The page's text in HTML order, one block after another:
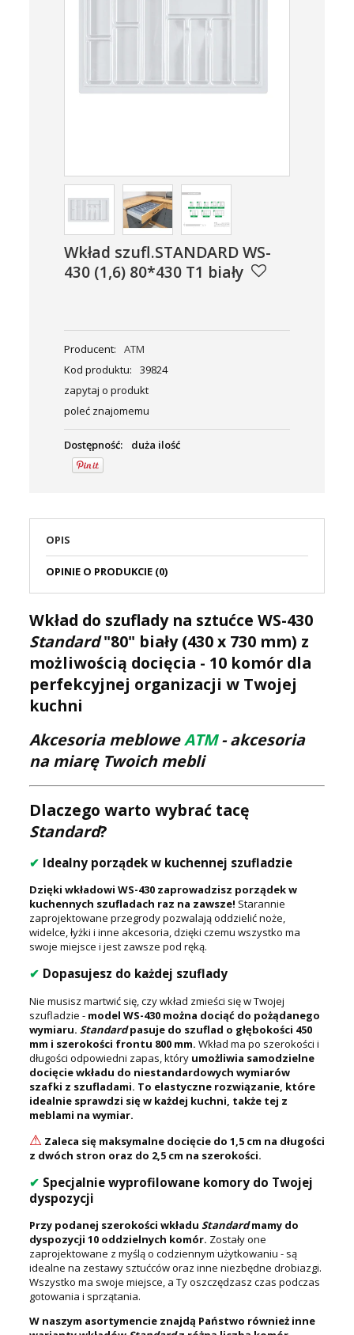
Wkład szufl.STANDARD WS-
430 (1,6) 80*430 T1 biały
Producent:
ATM
Kod produktu:
39824
zapytaj o produkt
poleć znajomemu
Dostępność: duża ilość
OPIS
OPINIE O PRODUKCIE (0)
Wkład do szuflady na sztućce WS-430
Standard"80" biały (430 x 730 mm) z
możliwością docięcia - 10 komór dla
perfekcyjnej organizacji w Twojej
kuchni
Akcesoria mebloweATM- akcesoria
na miarę Twoich mebli
Dlaczego warto wybrać tacę
Standard?
✔ Idealny porządek w kuchennej szufladzie
Dzięki wkładowi WS-430 zaprowadzisz porządek w
kuchennych szufladach raz na zawsze! Starannie
zaprojektowane przegrody pozwalają oddzielić noże,
widelce, łyżki i inne akcesoria, dzięki czemu wszystko ma
swoje miejsce i jest zawsze pod ręką.
✔ Dopasujesz do każdej szuflady
Nie musisz martwić się, czy wkład zmieści się w Twojej
szufladzie - model WS-430 można dociąć do pożądanego
wymiaru. Standardpasuje do szuflad o głębokości 450
mm i szerokości frontu 800 mm. Wkład ma po szerokości i
długości odpowiedni zapas, który umożliwia samodzielne
docięcie wkładu do niestandardowych wymiarów
szafki z szufladami. To elastyczne rozwiązanie, które
idealnie sprawdzi się w każdej kuchni, także tej z
meblami na wymiar.
⚠ Zaleca się maksymalne docięcie do 1,5 cm na długości
z dwóch stron oraz do 2,5 cm na szerokości.
✔ Specjalnie wyprofilowane komory do Twojej
dyspozycji
Przy podanej szerokości wkładu Standardmamy do
dyspozycji 10 oddzielnych komór. Zostały one
zaprojektowane z myślą o codziennym użytkowaniu - są
idealne na zestawy sztućców oraz inne niezbędne drobiazgi.
Wszystko ma swoje miejsce, a Ty oszczędzasz czas podczas
gotowania i sprzątania.
W naszym asortymencie znajdą Państwo również inne